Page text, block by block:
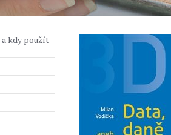
a kdy použít